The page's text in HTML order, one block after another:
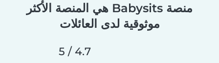
منصة Babysits هي المنصة الأكثر
موثوقية لدى العائلات
4.7 / 5